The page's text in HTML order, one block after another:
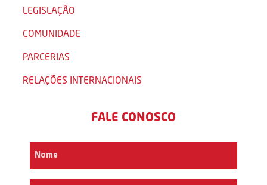
LEGISLAÇÃO
COMUNIDADE
PARCERIAS
RELAÇÕES INTERNACIONAIS
FALE CONOSCO